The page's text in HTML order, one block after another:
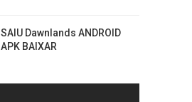
SAIU Dawnlands ANDROID
APK BAIXAR